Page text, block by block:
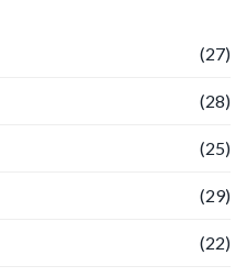
(27)
(28)
(25)
(29)
(22)